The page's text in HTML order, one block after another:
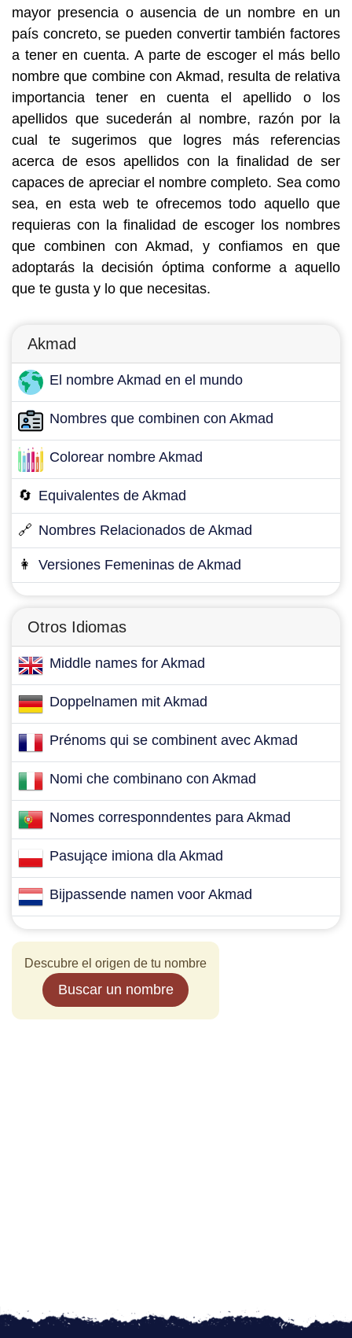
mayor presencia o ausencia de un nombre en un
país concreto, se pueden convertir también factores
a tener en cuenta. A parte de escoger el más bello
nombre que combine con Akmad, resulta de relativa
importancia tener en cuenta el apellido o los
apellidos que sucederán al nombre, razón por la
cual te sugerimos que logres más referencias
acerca de esos apellidos con la finalidad de ser
capaces de apreciar el nombre completo. Sea como
sea, en esta web te ofrecemos todo aquello que
requieras con la finalidad de escoger los nombres
que combinen con Akmad, y confiamos en que
adoptarás la decisión óptima conforme a aquello
que te gusta y lo que necesitas.
Akmad
El nombre Akmad en el mundo
Nombres que combinen con Akmad
Colorear nombre Akmad
🔄 Equivalentes de Akmad
🔗 Nombres Relacionados de Akmad
👩 Versiones Femeninas de Akmad
Otros Idiomas
Middle names for Akmad
Doppelnamen mit Akmad
Prénoms qui se combinent avec Akmad
Nomi che combinano con Akmad
Nomes corresponndentes para Akmad
Pasujące imiona dla Akmad
Bijpassende namen voor Akmad
Descubre el origen de tu nombre
Buscar un nombre